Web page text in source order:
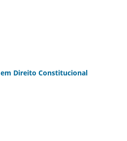
em Direito Constitucional